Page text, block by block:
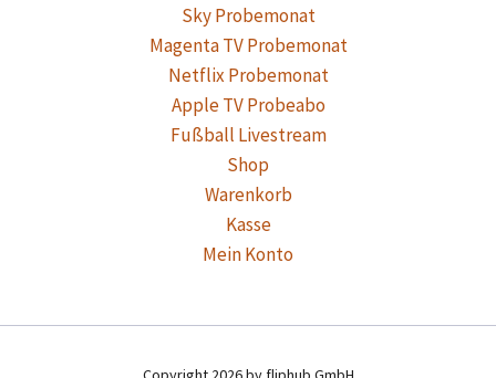
Sky Probemonat
Magenta TV Probemonat
Netflix Probemonat
Apple TV Probeabo
Fußball Livestream
Shop
Warenkorb
Kasse
Mein Konto